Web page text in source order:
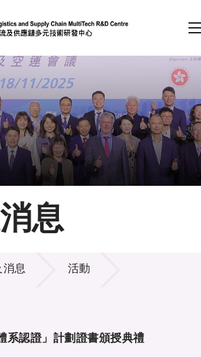
（按回車鍵）
會員登入
A A EN 繁 简
劃
息
消息 活動
系認證」計劃證書頒授典禮